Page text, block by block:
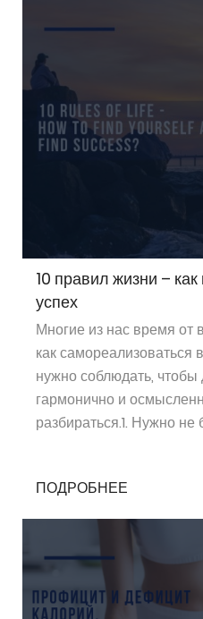
10 правил жизни –
успех
Многие из нас время от
как самореализоваться
нужно соблюдать,
гармонично и
разбираться.1. Нужно не
ПОДРОБНЕЕ